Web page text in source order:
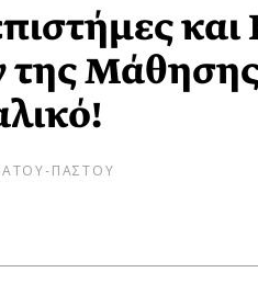
Μάθησης
ΠΑΣΤΟΥ